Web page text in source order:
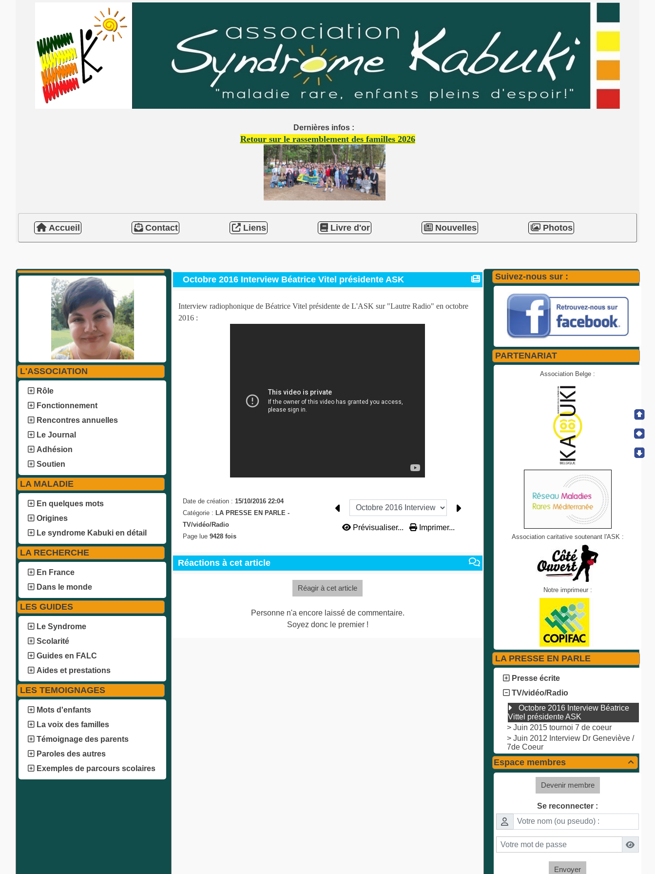
Dernières infos :
Retour sur le rassemblement des familles 2026
Accueil Contact Liens Livre d'or Nouvelles Photos
L'ASSOCIATION
Rôle
Fonctionnement
Rencontres annuelles
Le Journal
Adhésion
Soutien
LA MALADIE
En quelques mots
Origines
Le syndrome Kabuki en détail
LA RECHERCHE
En France
Dans le monde
LES GUIDES
Le Syndrome
Scolarité
Guides en FALC
Aides et prestations
LES TEMOIGNAGES
Mots d'enfants
La voix des familles
Témoignage des parents
Paroles des autres
Exemples de parcours scolaires
Octobre 2016 Interview Béatrice Vitel présidente ASK
Interview radiophonique de Béatrice Vitel présidente de L'ASK sur "Lautre Radio" en octobre
2016 :
Date de création : 15/10/2016 22:04
Catégorie : LA PRESSE EN PARLE -
TV/vidéo/Radio
Page lue 9428 fois
Prévisualiser... Imprimer...
Réactions à cet article
Réagir à cet article
Personne n'a encore laissé de commentaire.
Soyez donc le premier !
Suivez-nous sur :
PARTENARIAT
Association Belge :
Association caritative soutenant l'ASK :
Notre imprimeur :
LA PRESSE EN PARLE
Presse écrite
TV/vidéo/Radio
Octobre 2016 Interview Béatrice
Vittel présidente ASK
> Juin 2015 tournoi 7 de coeur
> Juin 2012 Interview Dr Geneviève /
7de Coeur

Espace membres
Devenir membre
Se reconnecter :
Envoyer